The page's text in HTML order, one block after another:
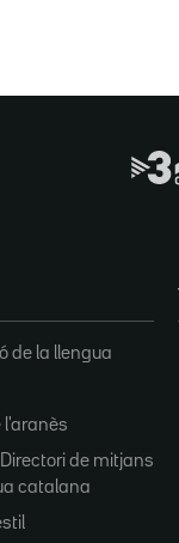
de la llengua
l'aranès
de mitjans
catalana